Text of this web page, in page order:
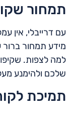
תמחור
עם דרייבלי, אין
מידע תמחור ברור
למה לצפות.
שלכם ולהימנע
תמיכת